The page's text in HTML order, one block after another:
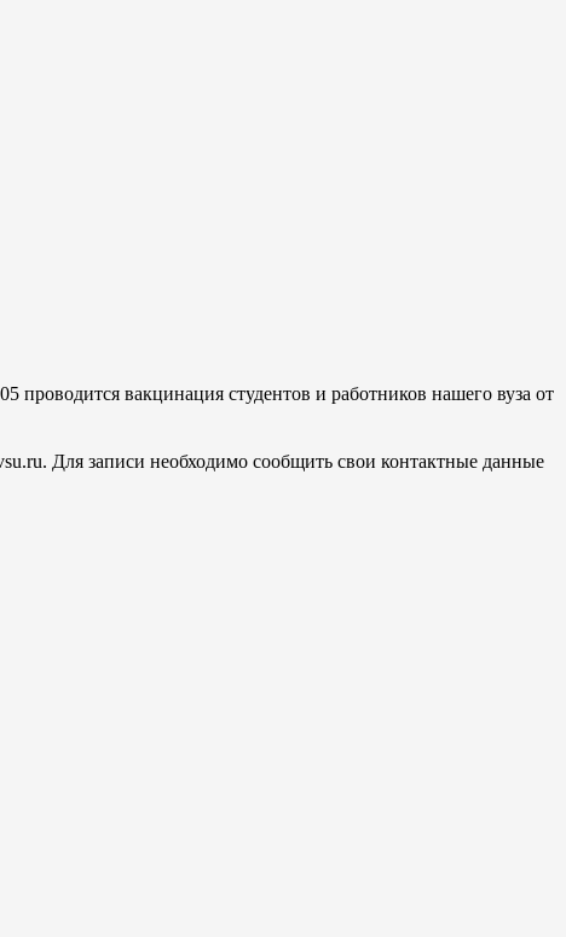
проводится вакцинация студентов и работников нашего вуза от
Для записи необходимо сообщить свои контактные данные